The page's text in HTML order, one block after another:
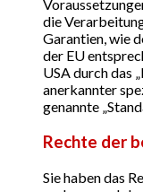
die
Garantien, wie
der EU
USA durch das
anerkannter
genannte
Rechte der
Sie haben das